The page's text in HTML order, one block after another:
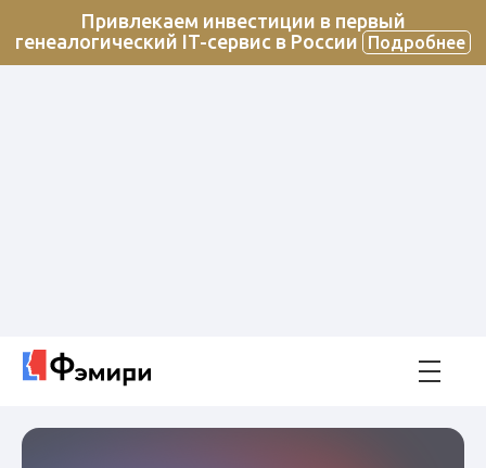
Привлекаем инвестиции в первый
генеалогический IT-сервис в России
Подробнее